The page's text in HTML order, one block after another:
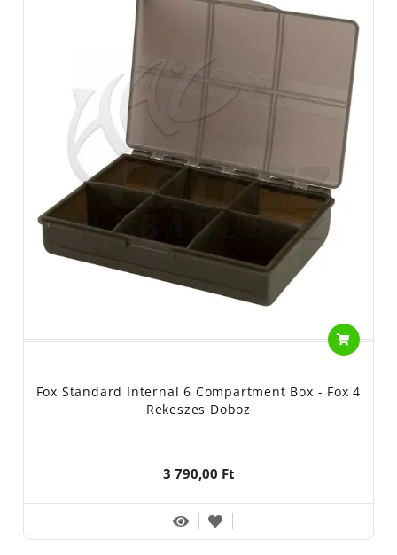
Fox Standard Internal 6 Compartment Box - Fox 4
Rekeszes Doboz
3 790,00 Ft